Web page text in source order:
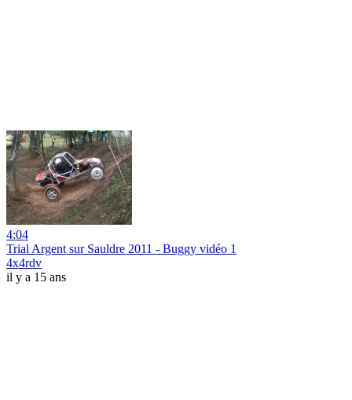
4:04
Trial Argent sur Sauldre 2011 - Buggy vidéo 1
4x4rdv
il y a 15 ans